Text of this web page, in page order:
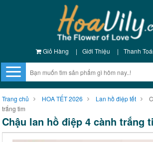
Giỏ Hàng | Giới Thiệu | Thanh
Trang chủ HOA TẾT 2026 Lan hồ điệp tết
trắng tim
Chậu lan hồ điệp 4 cành trắng